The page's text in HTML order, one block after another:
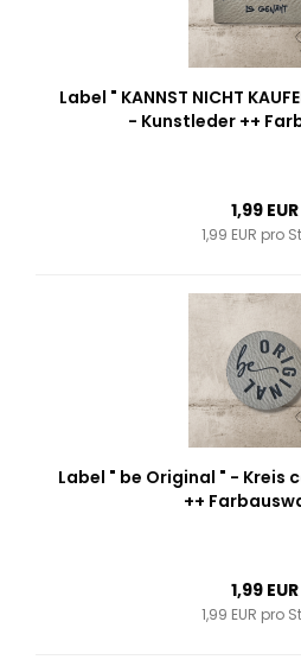
Label " KANNST NICHT
- Kunstleder ++
1,99 EUR
1,99 EUR pro
Label " be Original " - Kreis
++
1,99 EUR
1,99 EUR pro